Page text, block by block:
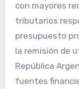
con mayores
tributarios
presupuesto
la remisión de
República
fuentes